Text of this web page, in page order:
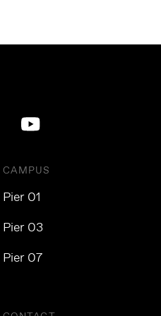
CAMPUS
Pier 01
Pier 03
Pier 07